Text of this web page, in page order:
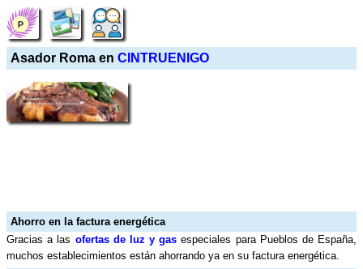
Asador Roma en CINTRUENIGO
Ahorro en la factura energética
Gracias a las ofertas de luz y gas especiales para Pueblos de España,
muchos establecimientos están ahorrando ya en su factura energética.